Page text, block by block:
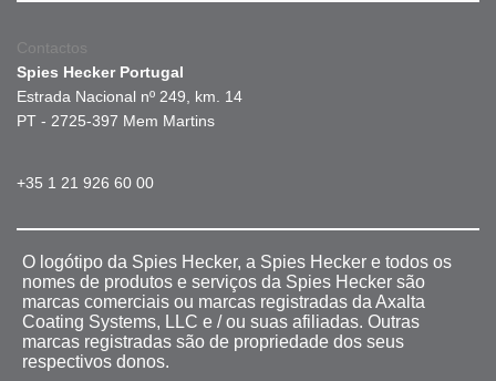
Contactos
Spies Hecker Portugal
Estrada Nacional nº 249, km. 14
PT - 2725-397 Mem Martins
+35 1 21 926 60 00
O logótipo da Spies Hecker, a Spies Hecker e todos os
nomes de produtos e serviços da Spies Hecker são
marcas comerciais ou marcas registradas da Axalta
Coating Systems, LLC e / ou suas afiliadas. Outras
marcas registradas são de propriedade dos seus
respectivos donos.